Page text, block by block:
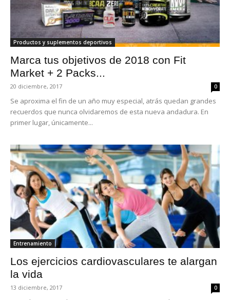
Productos y suplementos deportivos
Marca tus objetivos de 2018 con Fit
Market + 2 Packs...
20 diciembre, 2017 0
Se aproxima el fin de un año muy especial, atrás quedan grandes
recuerdos que nunca olvidaremos de esta nueva andadura. En
primer lugar, únicamente...
Entrenamiento
Los ejercicios cardiovasculares te alargan
la vida
13 diciembre, 2017 0